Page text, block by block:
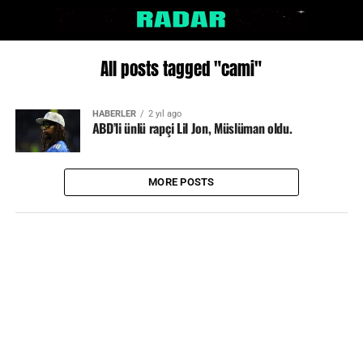
All posts tagged "cami"
HABERLER 2 yıl ago
ABD’li ünlü rapçi Lil Jon, Müslüman oldu.
MORE POSTS